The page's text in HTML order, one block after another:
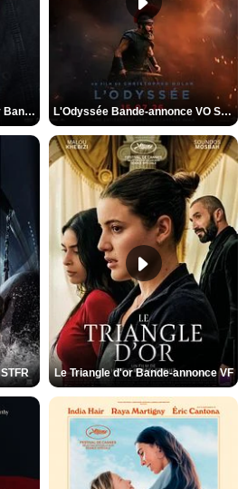
Spider-Man: Brand New Day Bande-annonce VO STFR L'Odyssée Bande-annonce VO STFR
Le Triangle d'or Bande-annonce VF